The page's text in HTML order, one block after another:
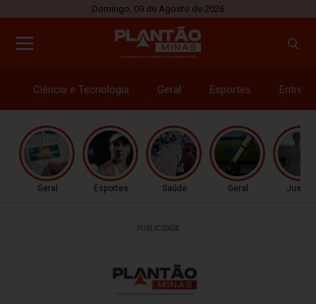
Domingo, 09 de Agosto de 2026
Ciência e Tecnologia Geral Esportes
Geral Esportes Saúde Geral Justiça
PUBLICIDADE